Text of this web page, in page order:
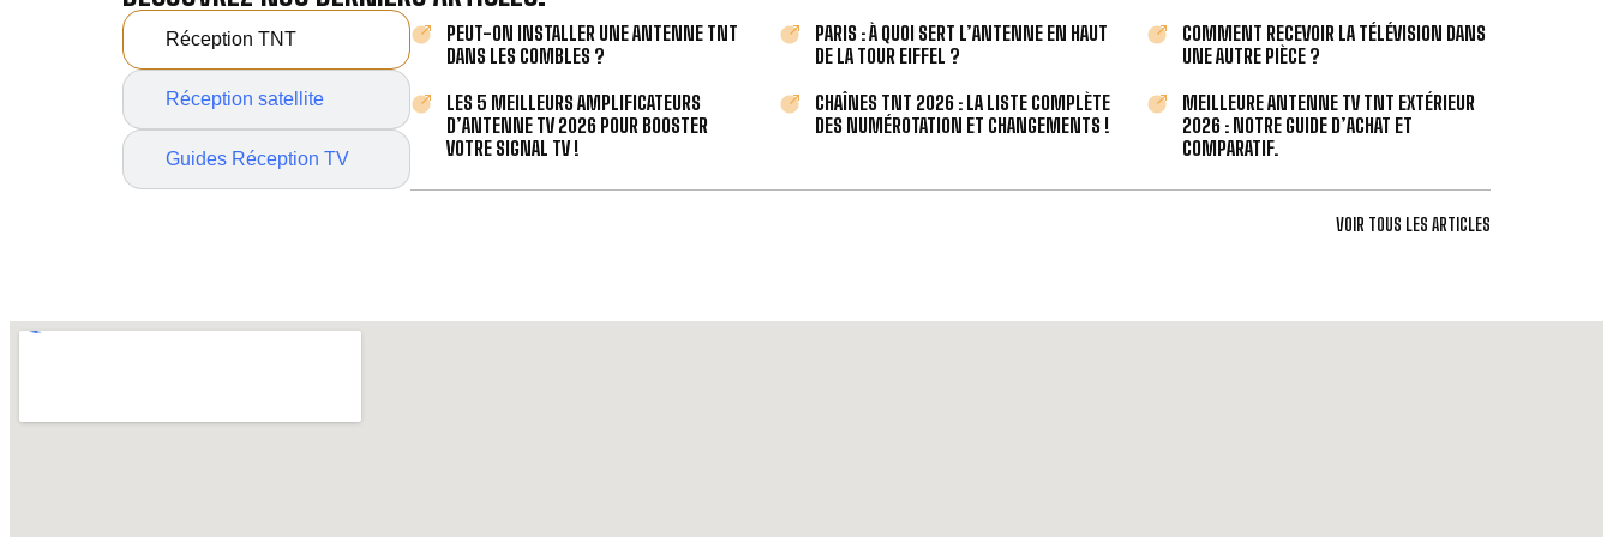
Réception TNT
Réception satellite
Guides Réception TV
PEUT-ON INSTALLER UNE ANTENNE TNT
DANS LES COMBLES ?
PARIS : À QUOI SERT L’ANTENNE EN HAUT
DE LA TOUR EIFFEL ?
COMMENT RECEVOIR LA TÉLÉVISION DANS
UNE AUTRE PIÈCE ?
LES 5 MEILLEURS AMPLIFICATEURS
D’ANTENNE TV 2026 POUR BOOSTER
VOTRE SIGNAL TV !
CHAÎNES TNT 2026 : LA LISTE COMPLÈTE
DES NUMÉROTATION ET CHANGEMENTS !
MEILLEURE ANTENNE TV TNT EXTÉRIEUR
2026 : NOTRE GUIDE D’ACHAT ET
COMPARATIF.
VOIR TOUS LES ARTICLES